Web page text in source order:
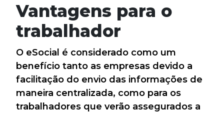
Vantagens para o
trabalhador
O eSocial é considerado como um
benefício tanto as empresas devido a
facilitação do envio das informações de
maneira centralizada, como para os
trabalhadores que verão assegurados a